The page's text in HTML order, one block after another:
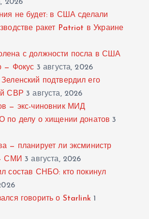
2026
не будет: в США сделали
ракет Patriot в Украине
с должности посла в США
— Фокус 3 августа, 2026
подтвердил его
СВР 3 августа, 2026
— экс-чиновник МИД
по делу о хищении донатов 3
— планирует ли эксминистр
СМИ 3 августа, 2026
состав СНБО: кто покинул
говорить о Starlink 1